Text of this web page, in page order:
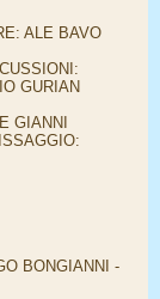
ALE BAVO
GURIAN
GIANNI
BONGIANNI -